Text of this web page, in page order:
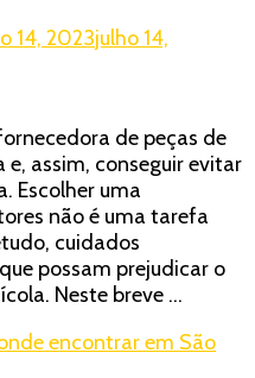
14, 2023julho 14,
de peças de
assim, conseguir evitar
Escolher uma
não é uma tarefa
cuidados
possam prejudicar o
Neste breve …